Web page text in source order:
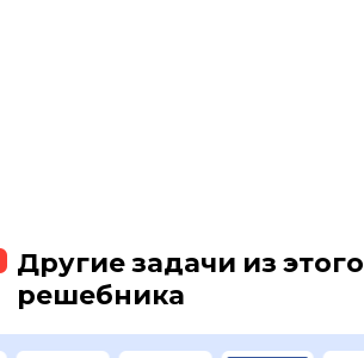
Другие задачи из этого
решебника